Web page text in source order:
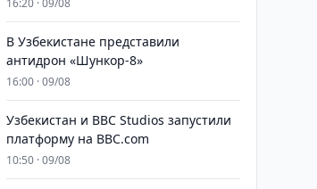
16:20 · 09/08
В Узбекистане представили
антидрон «Шункор-8»
16:00 · 09/08
Узбекистан и BBC Studios запустили
платформу на BBC.com
10:50 · 09/08